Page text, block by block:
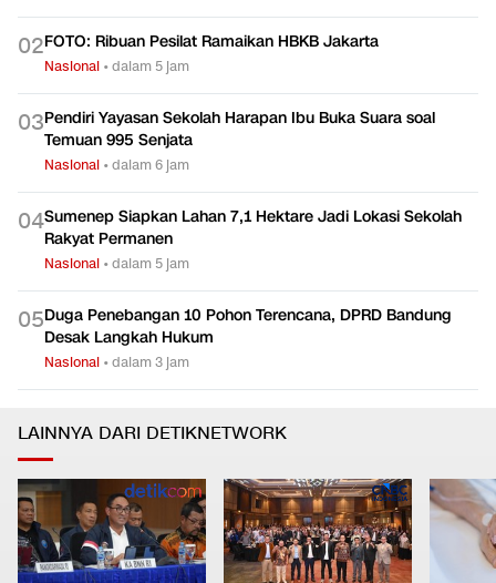
02FOTO: Ribuan Pesilat Ramaikan HBKB Jakarta
Nasional •dalam 5 jam
03Pendiri Yayasan Sekolah Harapan Ibu Buka Suara soal
Temuan 995 Senjata
Nasional •dalam 6 jam
04Sumenep Siapkan Lahan 7,1 Hektare Jadi Lokasi Sekolah
Rakyat Permanen
Nasional •dalam 5 jam
05Duga Penebangan 10 Pohon Terencana, DPRD Bandung
Desak Langkah Hukum
Nasional •dalam 3 jam
LAINNYA DARI DETIKNETWORK